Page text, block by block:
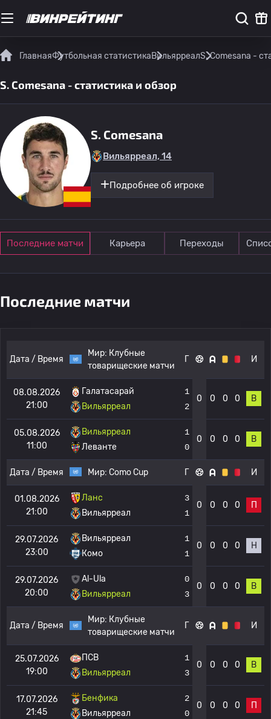
ГлавнаяФутбольная статистикаВильярреалS. Comesana -
S. Comesana - статистика и обзор
S. Comesana
Вильярреал, 14
Подробнее об игроке
Последние матчи Карьера Переходы
Последние матчи
Дата / Время
Мир: Клубные
товарищеские матчи
Г И
08.08.2026
21:00
Галатасарай
Вильярреал
1
2
0 0 0 0 В
05.08.2026
11:00
Вильярреал
Леванте
1
0
0 0 0 0 В
Дата / Время Мир: Como Cup Г И
01.08.2026
21:00
Ланс
Вильярреал
3
1
0 0 0 0 П
29.07.2026
23:00
Вильярреал
Комо
1
1
0 0 0 0 Н
29.07.2026
20:00
Al-Ula
Вильярреал
0
3
0 0 0 0 В
Дата / Время
Мир: Клубные
товарищеские матчи
Г И
25.07.2026
19:00
ПСВ
Вильярреал
1
3
0 0 0 0 В
17.07.2026
21:45
Бенфика
Вильярреал
2
0
0 0 0 0 П